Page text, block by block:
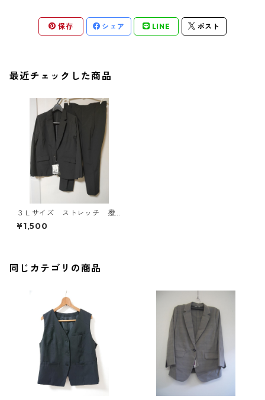
保存 シェア LINE ポスト
最近チェックした商品
３Ｌサイズ ストレッチ 撥
水 スーツ２点セット（ジャ
ケット・パンツ） ブラッ
¥1,500
同じカテゴリの商品